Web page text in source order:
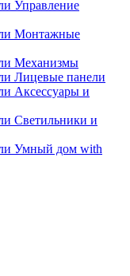
Управление
Монтажные
Механизмы
Лицевые панели
Аксессуары и
Светильники и
Умный дом with